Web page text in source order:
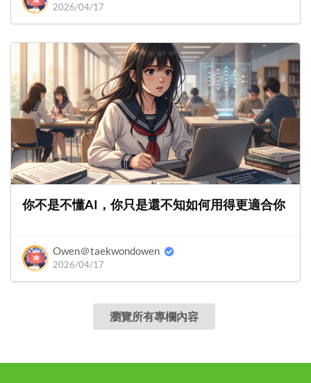
2026/04/17
你不是不懂AI，你只是還不知如何用得更適合你
Owen＠taekwondowen
2026/04/17
瀏覽所有專欄內容